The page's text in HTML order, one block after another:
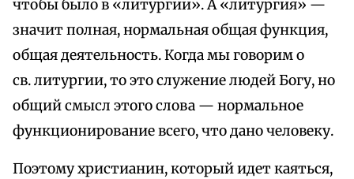
чтобы было в «литургии». А «литургия» —
значит полная, нормальная общая функция,
общая деятельность. Когда мы говорим о
св. литургии, то это служение людей Богу, но
общий смысл этого слова — нормальное
функционирование всего, что дано человеку.
Поэтому христианин, который идет каяться,